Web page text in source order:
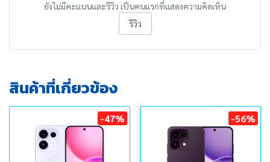
ยังไม่มีคะแนนและรีวิว เป็นคนแรกที่แสดงความคิดเห็น
รีวิว
สินค้าที่เกี่ยวข้อง
-47% -56%